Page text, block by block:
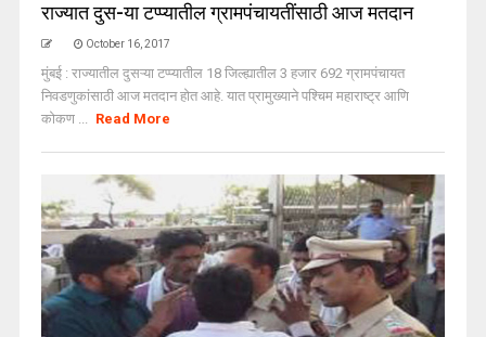
राज्यात दुस-या टप्प्यातील ग्रामपंचायतींसाठी आज मतदान
October 16, 2017
मुंबई : राज्यातील दुसऱ्या टप्प्यातील 18 जिल्ह्यातील 3 हजार 692 ग्रामपंचायत
निवडणुकांसाठी आज मतदान होत आहे. यात प्रामुख्याने पश्चिम महाराष्ट्र आणि
कोकण ... Read More